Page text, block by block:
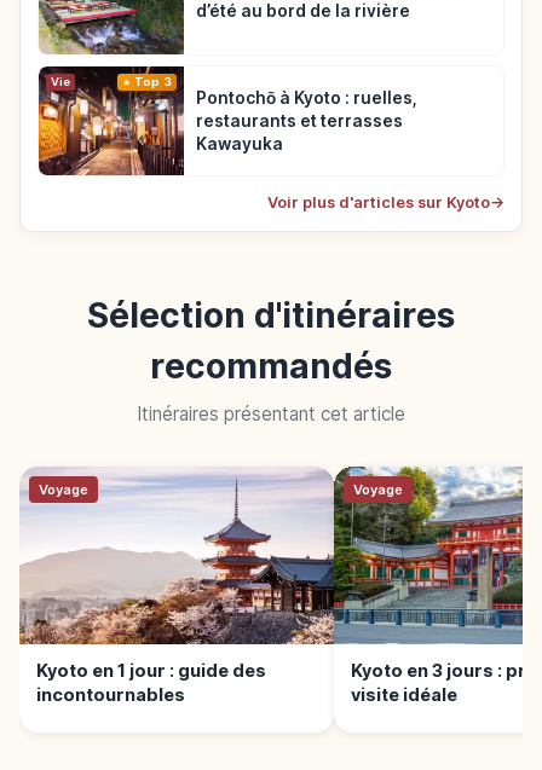
d’été au bord de la rivière
Vie Top 3
Pontochō à Kyoto : ruelles,
restaurants et terrasses
Kawayuka
Voir plus d'articles sur Kyoto→
Sélection d'itinéraires
recommandés
Itinéraires présentant cet article
Voyage
Kyoto en 1 jour : guide des
incontournables
Voyage
Kyoto en 3 jours :
visite idéale